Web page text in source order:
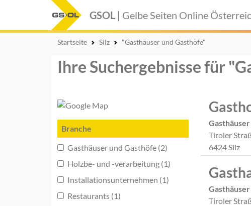
GSOL | Gelbe Seiten Online
Startseite Silz "Gasthäuser und Gasthöfe"
Ihre Suchergebnisse für
Branche
Gasthäuser und Gasthöfe (2)
Holzbe- und -verarbeitung (1)
Installationsunternehmen (1)
Restaurants (1)
Tiroler
6424 Silz
Tiroler